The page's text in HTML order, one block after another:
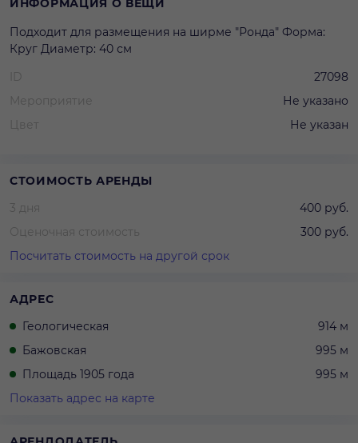
ИНФОРМАЦИЯ О ВЕЩИ
Подходит для размещения на ширме "Ронда" Форма:
Круг Диаметр: 40 см
ID
27098
Мероприятие
Не указано
Цвет
Не указан
СТОИМОСТЬ АРЕНДЫ
3 дня
400 руб.
Оценочная стоимость
300 руб.
Посчитать стоимость на другой срок
АДРЕС
Геологическая
914 м
Бажовская
995 м
Площадь 1905 года
995 м
Показать адрес на карте